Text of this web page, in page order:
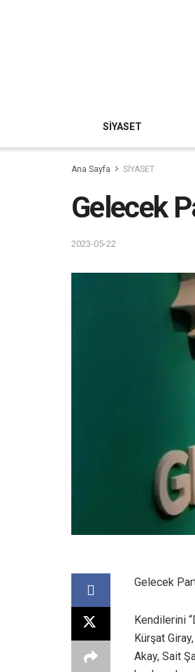
SİYASET
Ana Sayfa SİYASET
Gelecek
2023-05-22
Gelecek
Kendilerini
Kürşat
Akay, Sait